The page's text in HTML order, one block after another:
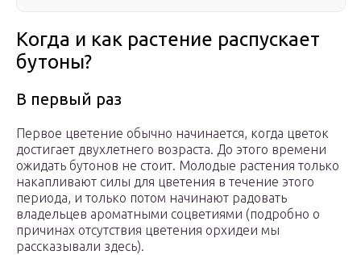
Когда и как растение распускает
бутоны?
В первый раз
Первое цветение обычно начинается, когда цветок
достигает двухлетнего возраста. До этого времени
ожидать бутонов не стоит. Молодые растения только
накапливают силы для цветения в течение этого
периода, и только потом начинают радовать
владельцев ароматными соцветиями (подробно о
причинах отсутствия цветения орхидеи мы
рассказывали здесь).